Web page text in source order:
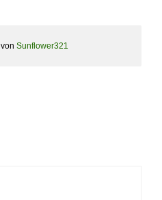
von Sunflower321